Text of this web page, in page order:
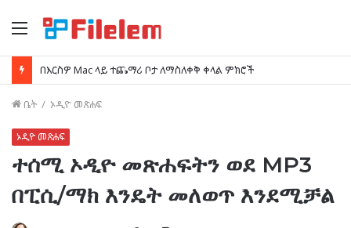
ምናሌ
በእርስዎ Mac ላይ ተጨማሪ ቦታ ለማስለቀቅ ቀላል ምክሮች
ቤት / ኦዲዮ መጽሐፍ
ኦዲዮ መጽሐፍ
ተሰሚ ኦዲዮ መጽሐፍትን ወደ MP3
በፒሲ/ማክ እንዴት መለወጥ እንደሚቻል